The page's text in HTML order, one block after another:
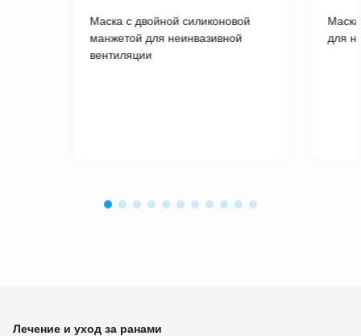
Маска с двойной силиконовой
манжетой для неинвазивной
вентиляции
для
Лечение и уход за ранами